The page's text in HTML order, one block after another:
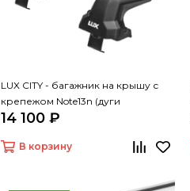
LUX CITY - багажник на крышу с
крепежом Note13n (дуги
крыловидные серые, 1,05м)
14 100 ₽
В корзину